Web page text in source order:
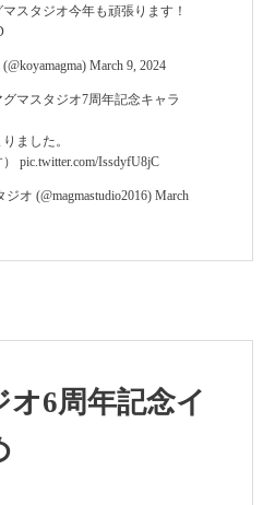
スタジオ今年も頑張ります！
March 9, 2024
マスタジオ7周年記念キャラ
ました。
pic.twitter.com/IssdyfU8jC
オ (@magmastudio2016) March
6周年記念イ